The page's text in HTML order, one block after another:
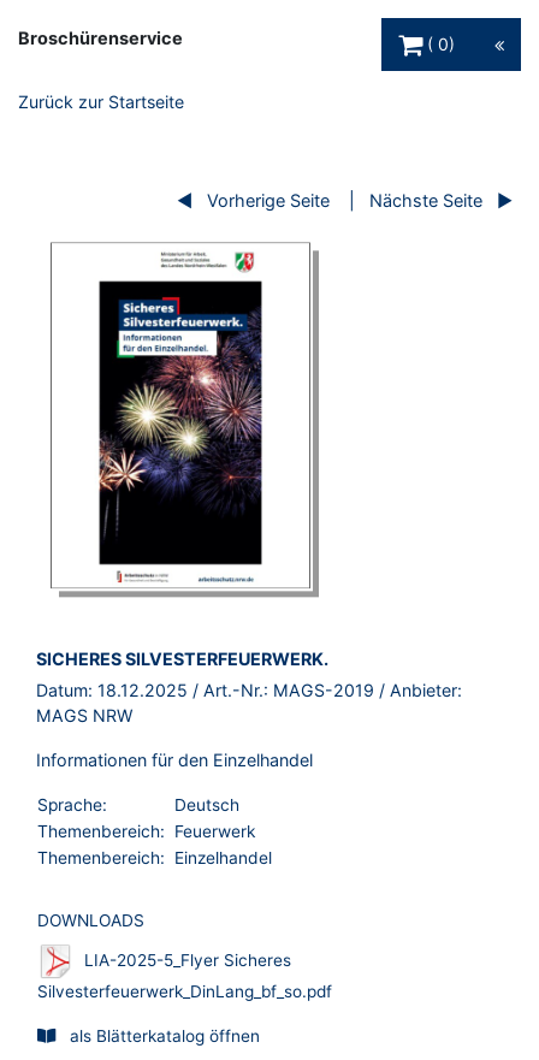
Broschürenservice
0
Zurück zur Startseite
Vorherige Seite Nächste Seite
BROSCHÜRE:
SICHERES SILVESTERFEUERWERK.
Datum: 18.12.2025 / Art.-Nr.: MAGS-2019 / Anbieter:
MAGS NRW
Informationen für den Einzelhandel
Sprache:
Deutsch
Themenbereich:
Feuerwerk
Themenbereich:
Einzelhandel
DOWNLOADS
LIA-2025-5_Flyer Sicheres
Silvesterfeuerwerk_DinLang_bf_so.pdf
als Blätterkatalog öffnen